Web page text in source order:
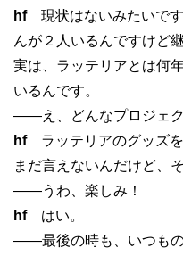
hf現状はないみたいです
んが２人いるんですけど
実は、ラッテリアとは何
いるんです。
——え、どんなプロジェク
hfラッテリアのグッズを
まだ言えないんだけど、
——うわ、楽しみ！
hfはい。
——最後の時も、いつも